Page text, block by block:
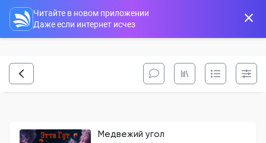
Читайте в новом приложении
Даже если интернет исчез
Медвежий угол